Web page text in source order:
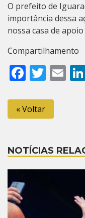
O prefeito de
importância dessa
nossa casa de
Compartilhamento
« Voltar
NOTÍCIAS